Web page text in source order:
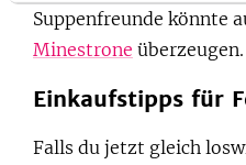
Suppenfreunde könnte
Minestrone überzeugen.
Einkaufstipps für
Falls du jetzt gleich